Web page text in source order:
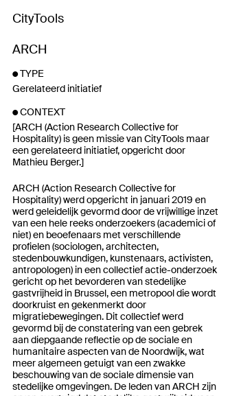
CityTools
ARCH
TYPE
Gerelateerd initiatief
CONTEXT
[ARCH (Action Research Collective for
Hospitality) is geen missie van CityTools maar
een gerelateerd initiatief, opgericht door
Mathieu Berger.]
ARCH (Action Research Collective for
Hospitality) werd opgericht in januari 2019 en
werd geleidelijk gevormd door de vrijwillige inzet
van een hele reeks onderzoekers (academici of
niet) en beoefenaars met verschillende
profielen (sociologen, architecten,
stedenbouwkundigen, kunstenaars, activisten,
antropologen) in een collectief actie-onderzoek
gericht op het bevorderen van stedelijke
gastvrijheid in Brussel, een metropool die wordt
doorkruist en gekenmerkt door
migratiebewegingen. Dit collectief werd
gevormd bij de constatering van een gebrek
aan diepgaande reflectie op de sociale en
humanitaire aspecten van de Noordwijk, wat
meer algemeen getuigt van een zwakke
beschouwing van de sociale dimensie van
stedelijke omgevingen. De leden van ARCH zijn